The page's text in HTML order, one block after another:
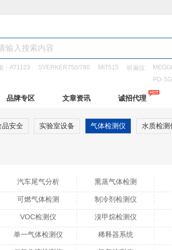
： AT1123 SVERKER750/780 MIT515 听漏仪
PD-
品牌专区 文章资讯 诚招代理
品安全 实验室设备 气体检测仪 水质检测
汽车尾气分析 熏蒸气体检测
可燃气体检测 制冷剂检测仪
VOC检测仪 溴甲烷检测仪
单一气体检测仪 稀释器系统